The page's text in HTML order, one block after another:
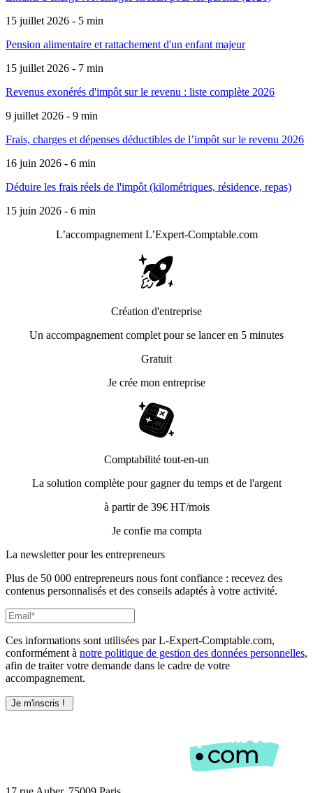
15 juillet 2026 - 5 min
Pension alimentaire et rattachement d'un enfant majeur
15 juillet 2026 - 7 min
Revenus exonérés d'impôt sur le revenu : liste complète 2026
9 juillet 2026 - 9 min
Frais, charges et dépenses déductibles de l’impôt sur le revenu 2026
16 juin 2026 - 6 min
Déduire les frais réels de l'impôt (kilométriques, résidence, repas)
15 juin 2026 - 6 min
L’accompagnement L’Expert-Comptable.com
Création d'entreprise
Un accompagnement complet pour se lancer en 5 minutes
Gratuit
Je crée mon entreprise
Comptabilité tout-en-un
La solution complète pour gagner du temps et de l'argent
à partir de 39€ HT/mois
Je confie ma compta
La newsletter pour les entrepreneurs
Plus de 50 000 entrepreneurs nous font confiance : recevez des
contenus personnalisés et des conseils adaptés à votre activité.
Ces informations sont utilisées par L-Expert-Comptable.com,
conformément à notre politique de gestion des données personnelles,
afin de traiter votre demande dans le cadre de votre
accompagnement.